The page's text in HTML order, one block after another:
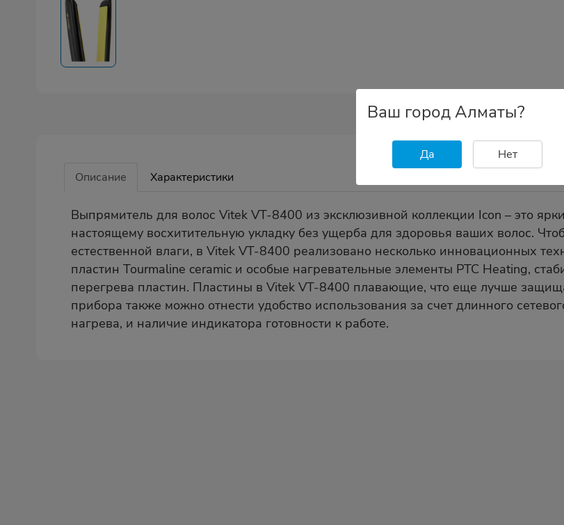
Описание Характеристики
Выпрямитель для волос Vitek VT-8400 из эксклюзивной коллекции Icon – это
настоящему восхитительную укладку без ущерба для здоровья ваших волос.
естественной влаги, в Vitek VT-8400 реализовано несколько инновационных
пластин Tourmaline ceramic и особые нагревательные элементы PTC Heating,
перегрева пластин. Пластины в Vitek VT-8400 плавающие, что еще лучше
прибора также можно отнести удобство использования за счет длинного
нагрева, и наличие индикатора готовности к работе.
Ваш город Алматы?
Да Нет